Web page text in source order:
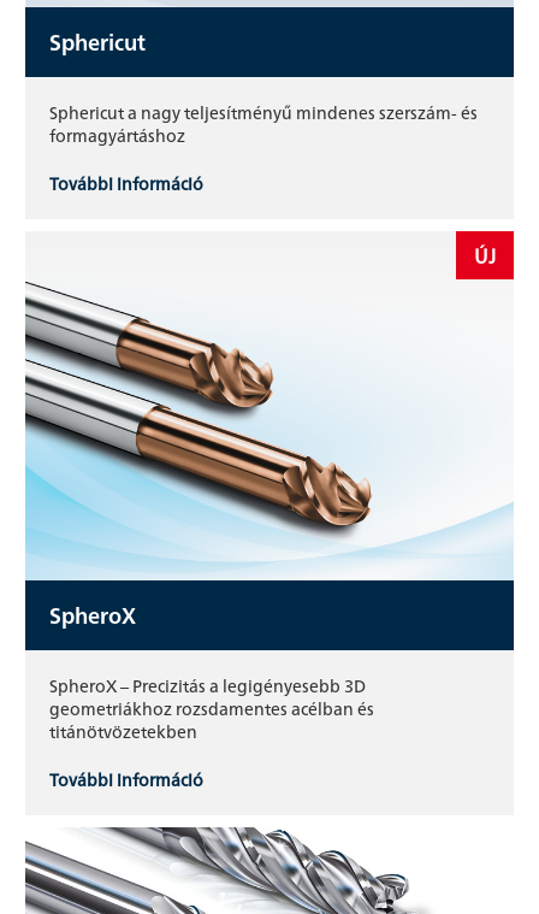
Sphericut
Sphericut a nagy teljesítményű mindenes szerszám- és
formagyártáshoz
További információ
ÚJ
SpheroX
SpheroX – Precizitás a legigényesebb 3D
geometriákhoz rozsdamentes acélban és
titánötvözetekben
További információ